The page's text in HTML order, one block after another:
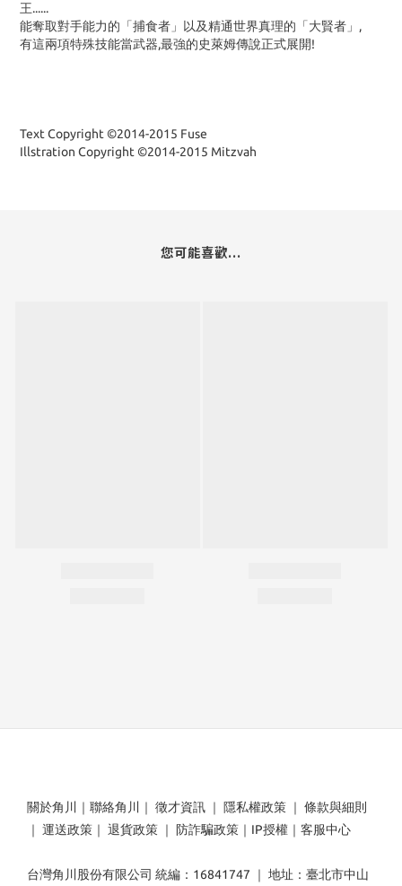
王......
能奪取對手能力的「捕食者」以及精通世界真理的「大賢者」,
有這兩項特殊技能當武器,最強的史萊姆傳說正式展開!
Text Copyright ©2014-2015 Fuse
Illstration Copyright ©2014-2015 Mitzvah
您可能喜歡...
關於角川 ｜ 聯絡角川 ｜ 徵才資訊 ｜ 隱私權政策 ｜ 條款與細則
｜ 運送政策 ｜ 退貨政策 ｜ 防詐騙政策 ｜ IP授權 ｜ 客服中心
台灣角川股份有限公司 統編：16841747 ｜ 地址：臺北市中山